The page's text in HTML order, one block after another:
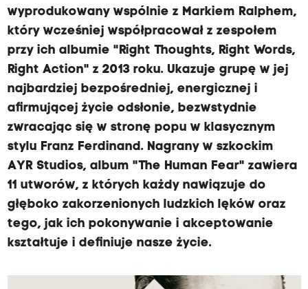
wyprodukowany wspólnie z Markiem Ralphem,
który wcześniej współpracował z zespołem
przy ich albumie "Right Thoughts, Right Words,
Right Action" z 2013 roku. Ukazuje grupę w jej
najbardziej bezpośredniej, energicznej i
afirmującej życie odsłonie, bezwstydnie
zwracając się w stronę popu w klasycznym
stylu Franz Ferdinand. Nagrany w szkockim
AYR Studios, album "The Human Fear" zawiera
11 utworów, z których każdy nawiązuje do
głęboko zakorzenionych ludzkich lęków oraz
tego, jak ich pokonywanie i akceptowanie
kształtuje i definiuje nasze życie.